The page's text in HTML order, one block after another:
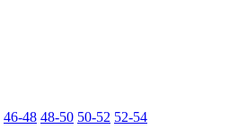
46-48 48-50 50-52 52-54